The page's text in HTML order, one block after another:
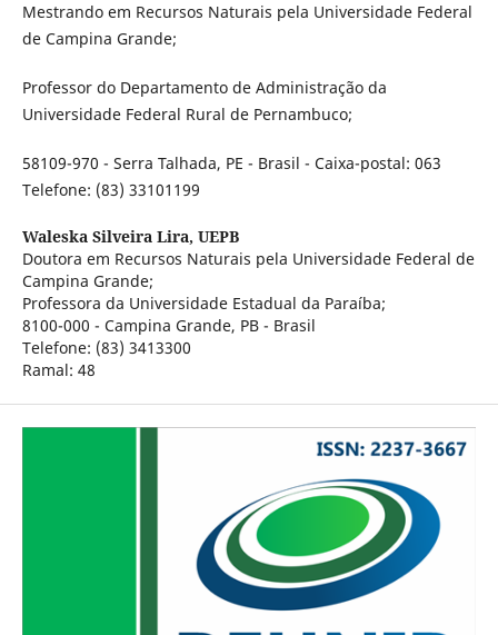
Mestrando em Recursos Naturais pela Universidade Federal
de Campina Grande;
Professor do Departamento de Administração da
Universidade Federal Rural de Pernambuco;
58109-970 - Serra Talhada, PE - Brasil - Caixa-postal: 063
Telefone: (83) 33101199
Waleska Silveira Lira, UEPB
Doutora em Recursos Naturais pela Universidade Federal de
Campina Grande;
Professora da Universidade Estadual da Paraíba;
8100-000 - Campina Grande, PB - Brasil
Telefone: (83) 3413300
Ramal: 48